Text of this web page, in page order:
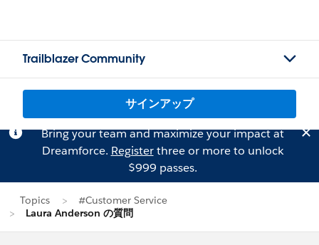
Trailblazer Community
サインアップ
Bring your team and maximize your impact at
Dreamforce. Registerthree or more to unlock
$999 passes.
Topics
#Customer Service
Laura Anderson の質問